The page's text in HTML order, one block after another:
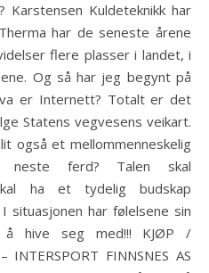
Kuldeteknikk har
har de seneste årene
flere plasser i landet, i
Og så har jeg begynt på
er Internett? Totalt er det
Statens vegvesens veikart.
også et mellommenneskelig
ferd? Talen skal
ha et tydelig budskap
har følelsene sin
hive seg med!!! KJØP /
INTERSPORT FINNSNES AS